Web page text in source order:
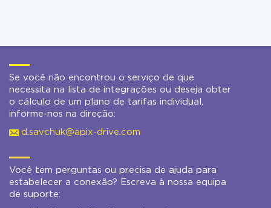
Se você não encontrou o serviço de que
necessita na lista de integrações ou deseja obter
o cálculo de um plano de tarifas individual,
informe-nos na direção:
d.savchuk@apix-drive.com
Você tem perguntas ou precisa de ajuda para
estabelecer a conexão? Escreva à nossa equipa
de suporte: